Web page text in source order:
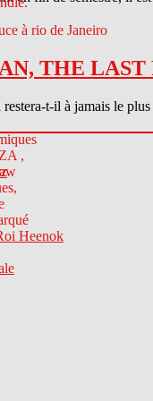
THE
t-il à jamais le
Heenok